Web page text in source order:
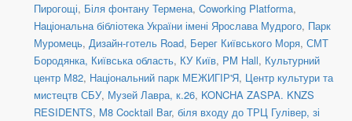
Пирогощі, Біля фонтану Термена, Coworking Platforma,
Національна бібліотека України імені Ярослава Мудрого, Парк
Муромець, Дизайн-готель Road, Берег Київського Моря, СМТ
Бородянка, Київська область, КУ Київ, PM Hall, Культурний
центр М82, Національний парк МЕЖИГІР'Я, Центр культури та
мистецтв СБУ, Музей Лавра, к.26, KONCHA ZASPA. KNZS
RESIDENTS, M8 Cocktail Bar, біля входу до ТРЦ Гулівер, зі